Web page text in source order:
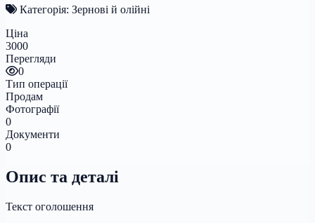
Категорія: Зернові й олійні
Ціна
3000
Перегляди
0
Тип операції
Продам
Фотографії
0
Документи
0
Опис та деталі
Текст оголошення